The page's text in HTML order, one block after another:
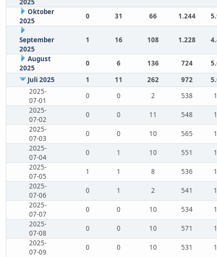
2025
Oktober
2025
0 31 66 1.244
September
2025
1 16 108 1.228
August
2025
0 6 136 724
Juli 2025
1 11 262 972
2025-
07-01
0 0 2 538
2025-
07-02
0 0 11 548
2025-
07-03
0 0 10 565
2025-
07-04
0 1 10 551
2025-
07-05
1 1 8 536
2025-
07-06
0 1 2 541
2025-
07-07
0 0 10 534
2025-
07-08
0 0 10 571
2025-
07-09
0 0 10 531